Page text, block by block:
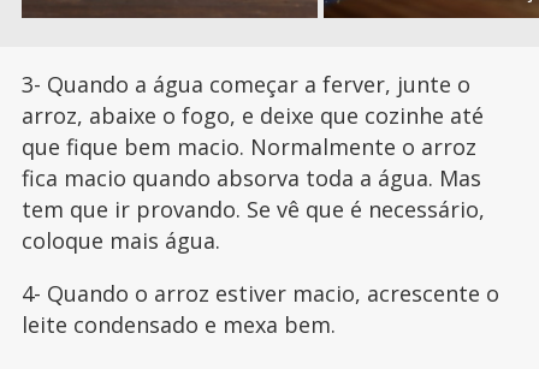
3- Quando a água começar a ferver, junte o
arroz, abaixe o fogo, e deixe que cozinhe até
que fique bem macio. Normalmente o arroz
fica macio quando absorva toda a água. Mas
tem que ir provando. Se vê que é necessário,
coloque mais água.
4- Quando o arroz estiver macio, acrescente o
leite condensado e mexa bem.